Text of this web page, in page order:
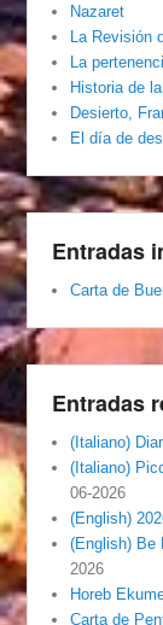
Nazaret
La Revisión
La
Historia de
Desierto,
El día de
Entradas
Carta de
Entradas
(Italiano)
(Italiano)
06-2026
(English)
(English) Be
2026
Horeb
Carta de